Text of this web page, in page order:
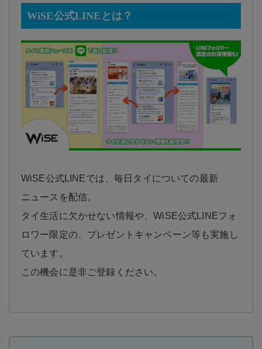
WiSE公式LINEとは？
WiSE公式LINEでは、毎日タイについての最新
ニュースを配信。
タイ生活に欠かせない情報や、WiSE公式LINEフォ
ロワー限定の、プレゼントキャンペーン等も実施し
ています。
この機会に是非ご登録ください。